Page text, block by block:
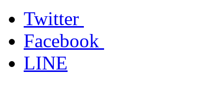
Twitter
Facebook
LINE